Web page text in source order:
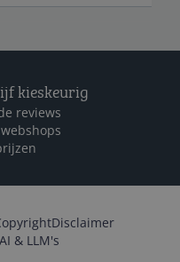
kieskeurig
reviews
Disclaimer
& LLM's